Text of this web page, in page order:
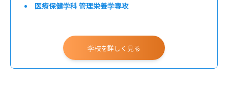
医療保健学科 管理栄養学専攻
学校を詳しく見る